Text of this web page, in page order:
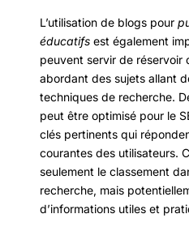
L’utilisation de blogs pour
éducatifs est également
peuvent servir de réservoir
abordant des sujets allant
techniques de recherche.
peut être optimisé pour le
clés pertinents qui
courantes des utilisateurs.
seulement le classement
recherche, mais
d’informations utiles et